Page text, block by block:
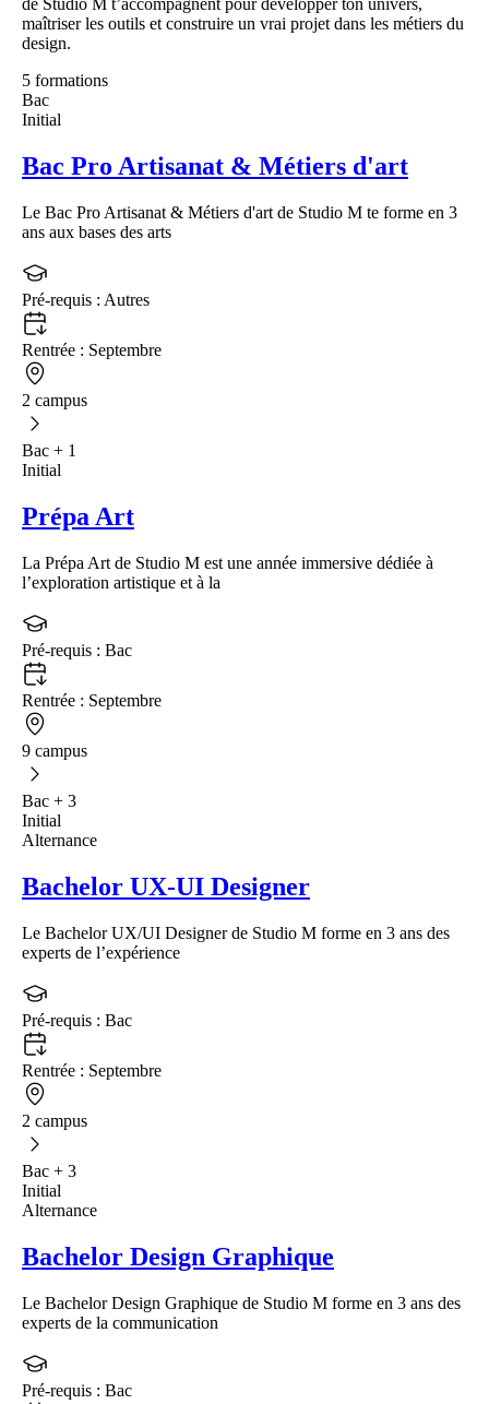
de Studio M t’accompagnent pour développer ton univers,
maîtriser les outils et construire un vrai projet dans les métiers du
design.
5 formations
Bac
Initial
Bac Pro Artisanat & Métiers d'art
Le Bac Pro Artisanat & Métiers d'art de Studio M te forme en 3
ans aux bases des arts
Pré-requis : Autres
Rentrée : Septembre
2 campus
Bac + 1
Initial
Prépa Art
La Prépa Art de Studio M est une année immersive dédiée à
l’exploration artistique et à la
Pré-requis : Bac
Rentrée : Septembre
9 campus
Bac + 3
Initial
Alternance
Bachelor UX-UI Designer
Le Bachelor UX/UI Designer de Studio M forme en 3 ans des
experts de l’expérience
Pré-requis : Bac
Rentrée : Septembre
2 campus
Bac + 3
Initial
Alternance
Bachelor Design Graphique
Le Bachelor Design Graphique de Studio M forme en 3 ans des
experts de la communication
Pré-requis : Bac